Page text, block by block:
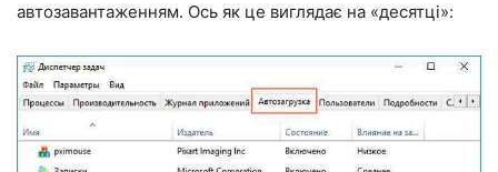
автозавантаженням. Ось як це виглядає на «десятці»: